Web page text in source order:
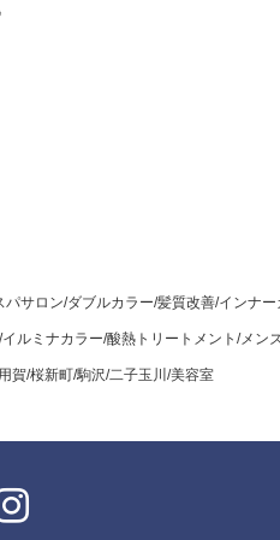
サロン/ダブルカラー/髪質改善/インナ
ルミナカラー/酸熱トリートメント/メン
賀/桜新町/駒沢/二子玉川/美容室